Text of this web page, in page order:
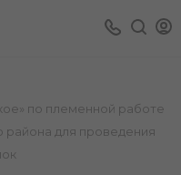
по племенной работе
района для проведения